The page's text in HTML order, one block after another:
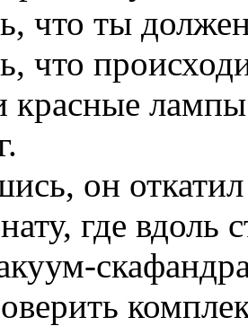
что ты
что
красные
он
где вдоль